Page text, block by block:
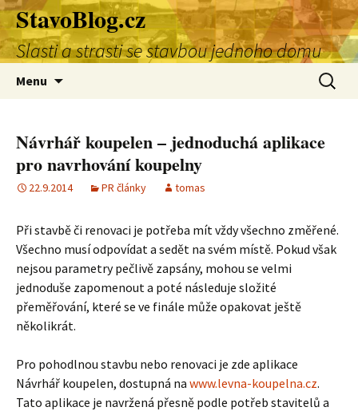
Přejít
k
obsahu
webu
StavoBlog.cz
Slasti a strasti se stavbou jednoho domu
Menu
Návrhář koupelen – jednoduchá aplikace
pro navrhování koupelny
22.9.2014 PR články tomas
Při stavbě či renovaci je potřeba mít vždy všechno změřené.
Všechno musí odpovídat a sedět na svém místě. Pokud však
nejsou parametry pečlivě zapsány, mohou se velmi
jednoduše zapomenout a poté následuje složité
přeměřování, které se ve finále může opakovat ještě
několikrát.
Pro pohodlnou stavbu nebo renovaci je zde aplikace
Návrhář koupelen, dostupná na www.levna-koupelna.cz.
Tato aplikace je navržená přesně podle potřeb stavitelů a